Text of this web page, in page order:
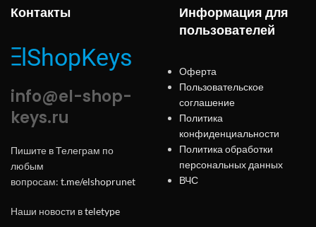
Контакты
info@el-shop-
keys.ru
Пишите в Телеграм по
любым
вопросам: t.me/elshoprunet
Наши новости вteletype
Информация для
пользователей
Оферта
Пользовательское
соглашение
Политика
конфиденциальности
Политика обработки
персональных данных
ВЧС